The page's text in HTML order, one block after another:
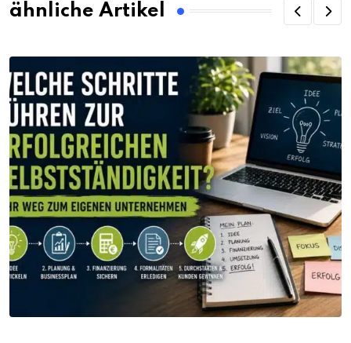
ähnliche Artikel